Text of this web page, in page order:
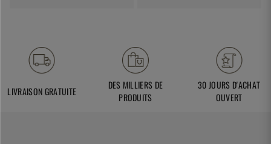
LIVRAISON GRATUITE
DES MILLIERS DE
PRODUITS
30 JOURS D'ACHAT
OUVERT